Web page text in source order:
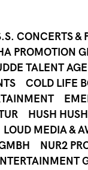
CONCERTS &
PROMOTION
TALENT
COLD LIFE
HUSH
LOUD MEDIA &
NUR2